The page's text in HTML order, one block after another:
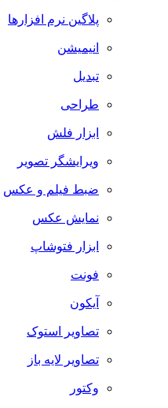
پلاگین نرم افزارها
انیمیشن
تبدیل
طراحی
ابزار فلش
ویرایشگر تصویر
ضبط فيلم و عكس
نمایش عکس
ابزار فتوشاپ
فونت
آیکون
تصاویر استوک
تصاویر لایه باز
وکتور